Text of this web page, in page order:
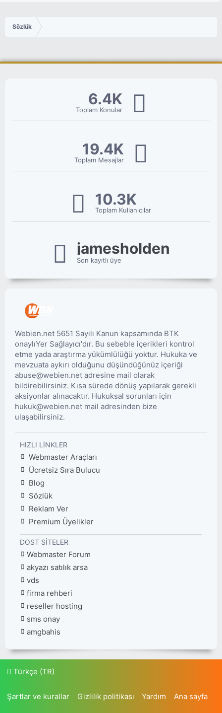
Sözlük
6.4K
Toplam Konular
19.4K
Toplam Mesajlar
10.3K
Toplam Kullanıcılar
jamesholden
Son kayıtlı üye
Webien.net 5651 Sayılı Kanun kapsamında BTK
onaylıYer Sağlayıcı'dır. Bu sebeble içerikleri kontrol
etme yada araştırma yükümlülüğü yoktur. Hukuka ve
mevzuata aykırı olduğunu düşündüğünüz içeriği
abuse@webien.net adresine mail olarak
bildirebilirsiniz. Kısa sürede dönüş yapılarak gerekli
aksiyonlar alınacaktır. Hukuksal sorunları için
hukuk@webien.net mail adresinden bize
ulaşabilirsiniz.
HIZLI LINKLER
Webmaster Araçları
Ücretsiz Sıra Bulucu
Blog
Sözlük
Reklam Ver
Premium Üyelikler
DOST SITELER
Webmaster Forum
akyazı satılık arsa
vds
firma rehberi
reseller hosting
sms onay
amgbahis
Türkçe (TR)
Şartlar ve kurallar Gizlilik politikası Yardım Ana sayfa